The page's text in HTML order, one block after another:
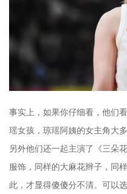
事实上，如果你仔细看，他们
瑶女孩，琼瑶阿姨的女主角大
另外他们还一起主演了《三朵
服饰，同样的大麻花辫子，同
此，才显得傻傻分不清。可以